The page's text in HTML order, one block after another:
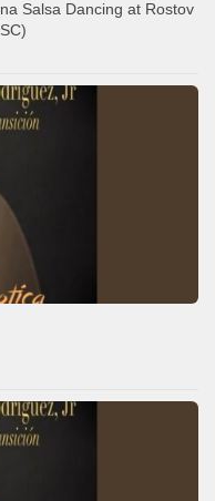
Salsa Dancing at Rostov